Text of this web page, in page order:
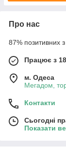
Про нас
87% позитивних з
Працює з
м. Одеса
Мегадом,
Контакти
Сьогодні
Показати